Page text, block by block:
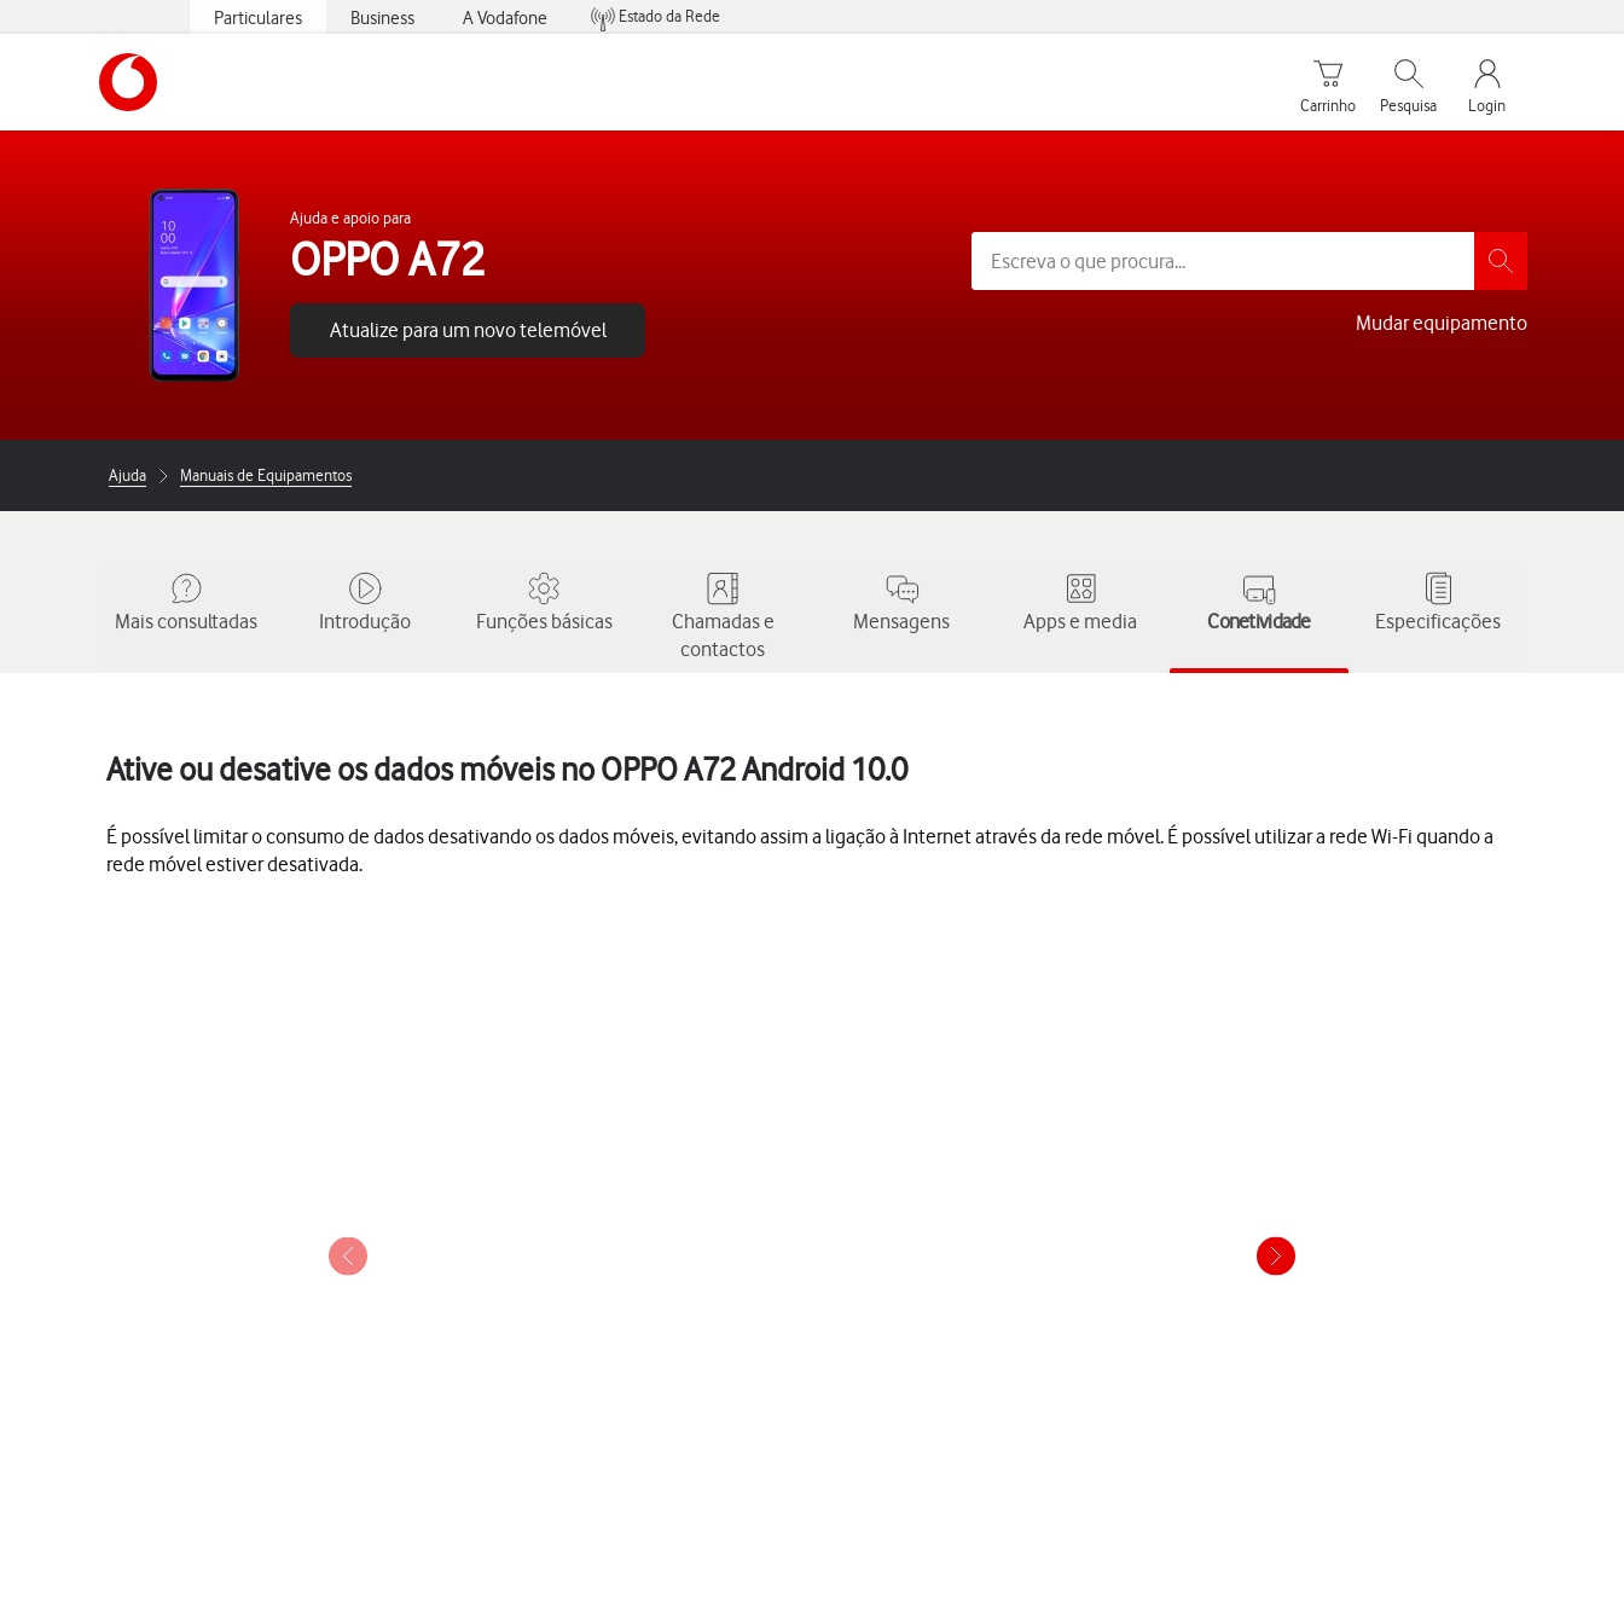
Particulares Business A Vodafone
Estado da Rede
Carrinho de compras
Carrinho
Pesquisar
Pesquisa
My Vodafone
Login
Ajuda e apoio para
OPPO A72
Atualize para um novo telemóvel Mudar equipamento
Ajuda Manuais de Equipamentos
Mais consultadas Introdução Funções básicas
Chamadas e
contactos
Mensagens Apps e media Conetividade Especificações
Ative ou desative os dados móveis no OPPO A72 Android 10.0
É possível limitar o consumo de dados desativando os dados móveis, evitando assim a ligação à Internet através da rede móvel. É possível utilizar a rede Wi-Fi quando a
rede móvel estiver desativada.